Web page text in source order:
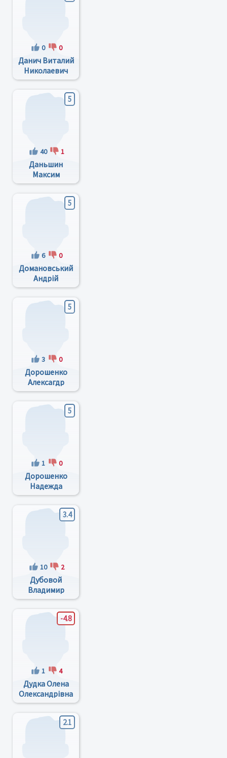
0 0
Данич Виталий
Николаевич
5
40 1
Даньшин
Максим
Валерьевич
5
6 0
Домановський
Андрій
Миколайович
5
3 0
Дорошенко
Алексагдр
Григорьевич
5
1 0
Дорошенко
Надежда
Александровна
3.4
10 2
Дубовой
Владимир
Кириллович
-4.8
1 4
Дудка Олена
Олександрівна
2.1